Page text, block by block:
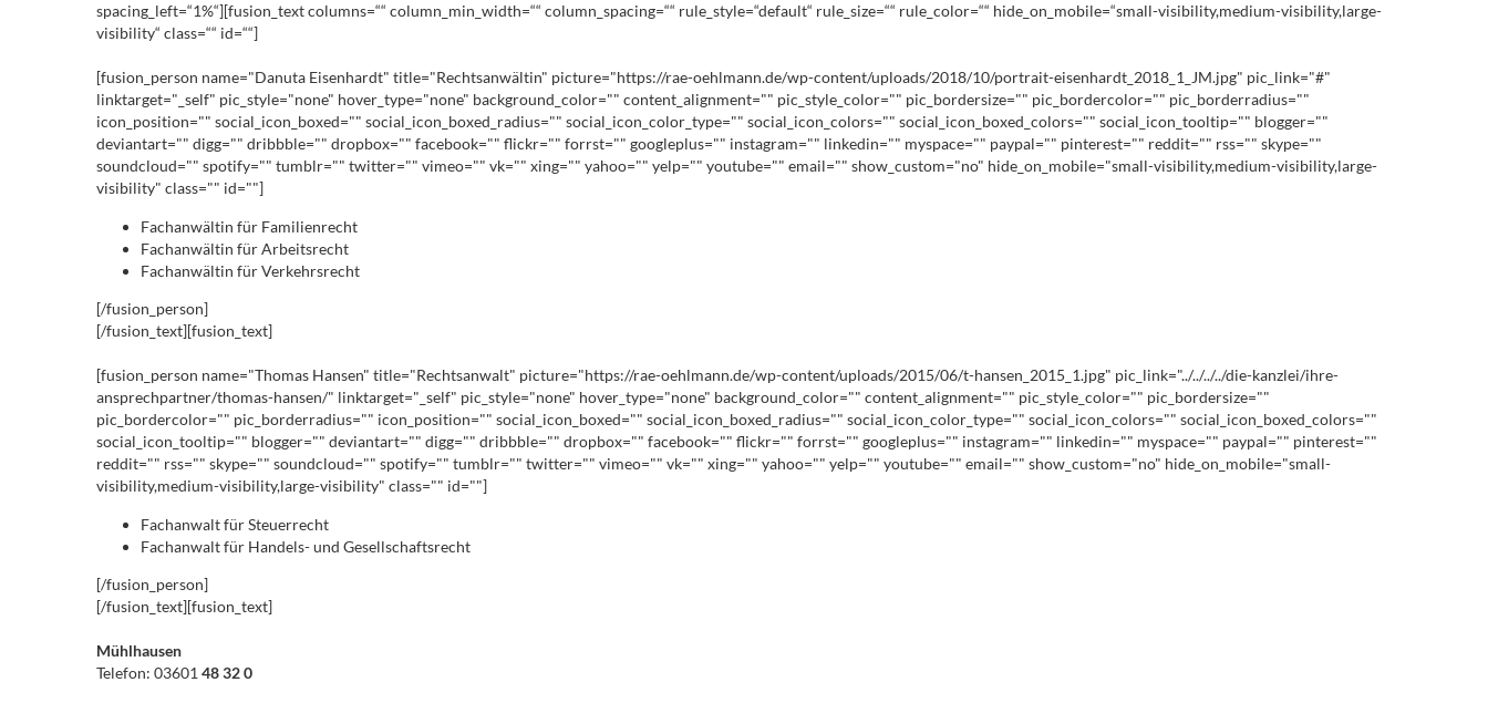
spacing_left=“1%“][fusion_text columns=““ column_min_width=““ column_spacing=““ rule_style=“default“ rule_size=““ rule_color=““ hide_on_mobile=“small-visibility,medium-visibility,large-
visibility“ class=““ id=““]
[fusion_person name="Danuta Eisenhardt" title="Rechtsanwältin" picture="https://rae-oehlmann.de/wp-content/uploads/2018/10/portrait-eisenhardt_2018_1_JM.jpg" pic_link="#"
linktarget="_self" pic_style="none" hover_type="none" background_color="" content_alignment="" pic_style_color="" pic_bordersize="" pic_bordercolor="" pic_borderradius=""
icon_position="" social_icon_boxed="" social_icon_boxed_radius="" social_icon_color_type="" social_icon_colors="" social_icon_boxed_colors="" social_icon_tooltip="" blogger=""
deviantart="" digg="" dribbble="" dropbox="" facebook="" flickr="" forrst="" googleplus="" instagram="" linkedin="" myspace="" paypal="" pinterest="" reddit="" rss="" skype=""
soundcloud="" spotify="" tumblr="" twitter="" vimeo="" vk="" xing="" yahoo="" yelp="" youtube="" email="" show_custom="no" hide_on_mobile="small-visibility,medium-visibility,large-
visibility" class="" id=""]
Fachanwältin für Familienrecht
Fachanwältin für Arbeitsrecht
Fachanwältin für Verkehrsrecht
[/fusion_person]
[/fusion_text][fusion_text]
[fusion_person name="Thomas Hansen" title="Rechtsanwalt" picture="https://rae-oehlmann.de/wp-content/uploads/2015/06/t-hansen_2015_1.jpg" pic_link="../../../../die-kanzlei/ihre-
ansprechpartner/thomas-hansen/" linktarget="_self" pic_style="none" hover_type="none" background_color="" content_alignment="" pic_style_color="" pic_bordersize=""
pic_bordercolor="" pic_borderradius="" icon_position="" social_icon_boxed="" social_icon_boxed_radius="" social_icon_color_type="" social_icon_colors="" social_icon_boxed_colors=""
social_icon_tooltip="" blogger="" deviantart="" digg="" dribbble="" dropbox="" facebook="" flickr="" forrst="" googleplus="" instagram="" linkedin="" myspace="" paypal="" pinterest=""
reddit="" rss="" skype="" soundcloud="" spotify="" tumblr="" twitter="" vimeo="" vk="" xing="" yahoo="" yelp="" youtube="" email="" show_custom="no" hide_on_mobile="small-
visibility,medium-visibility,large-visibility" class="" id=""]
Fachanwalt für Steuerrecht
Fachanwalt für Handels- und Gesellschaftsrecht
[/fusion_person]
[/fusion_text][fusion_text]
Mühlhausen
Telefon: 03601 48 32 0